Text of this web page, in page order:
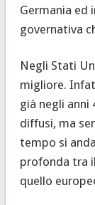
Germania ed
governativa
Negli Stati
migliore.
già negli anni
diffusi, ma
tempo si
profonda tra
quello